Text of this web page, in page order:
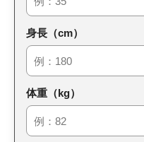
身長（cm）
体重（kg）